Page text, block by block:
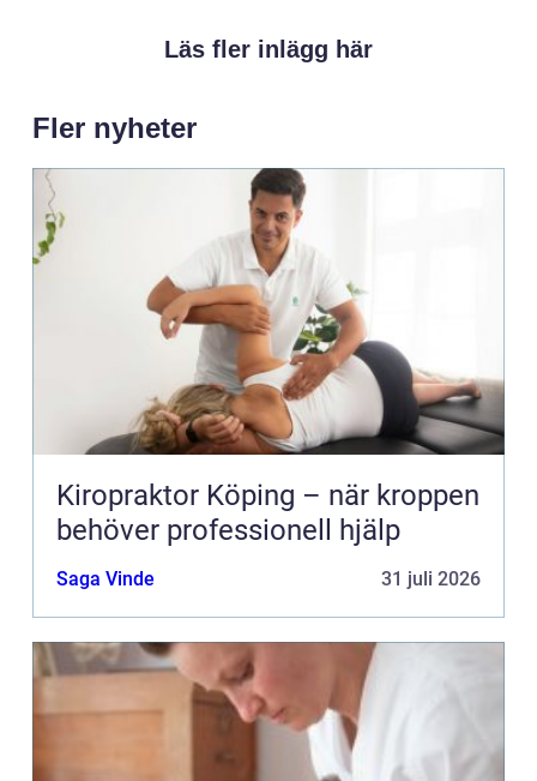
Läs fler inlägg här
Fler nyheter
Kiropraktor Köping – när kroppen
behöver professionell hjälp
Saga Vinde 31 juli 2026